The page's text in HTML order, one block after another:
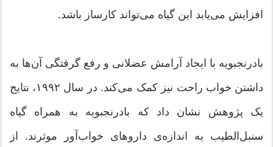
افزایش می‌یابد این گیاه می‌تواند کارساز باشد.
بادرنجبویه با ایجاد آرامش عضلانی و رفع گرفتگی آن‌ها به
داشتن خواب راحت نیز کمک می‌کند. در سال ۱۹۹۲، نتایج
یک پژوهش نشان داد که بادرنجبویه به همراه گیاه
سنبل‌الطیب به اندازه‌ی داروهای خواب‌آور موثرند. از